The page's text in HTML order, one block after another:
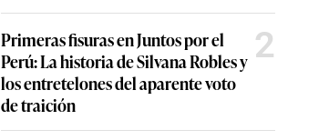
Primeras fisuras en Juntos por el
Perú: La historia de Silvana Robles y
los entretelones del aparente voto
de traición
2